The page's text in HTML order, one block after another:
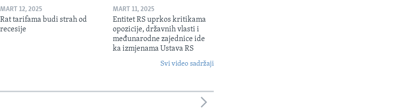
MART 12, 2025
Rat tarifama budi strah od
recesije
MART 11, 2025
Entitet RS uprkos kritikama
opozicije, državnih vlasti i
međunarodne zajednice ide
ka izmjenama Ustava RS
Svi video sadržaji